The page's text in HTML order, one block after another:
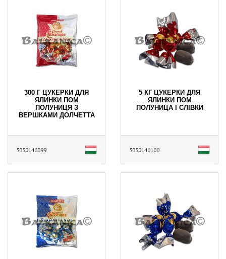
300 Г ЦУКЕРКИ ДЛЯ
ЯЛИНКИ ПОМ
ПОЛУНИЦЯ З
ВЕРШКАМИ ДОЛЧЕТТА
5050140099
5 КГ ЦУКЕРКИ ДЛЯ
ЯЛИНКИ ПОМ
ПОЛУНИЦА І СЛІВКИ
5050140100